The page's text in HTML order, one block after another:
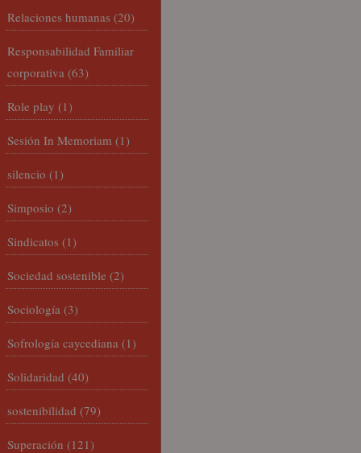
Relaciones humanas (20)
Responsabilidad Familiar
corporativa (63)
Role play (1)
Sesión In Memoriam (1)
silencio (1)
Simposio (2)
Sindicatos (1)
Sociedad sostenible (2)
Sociología (3)
Sofrología caycediana (1)
Solidaridad (40)
sostenibilidad (79)
Superación (121)